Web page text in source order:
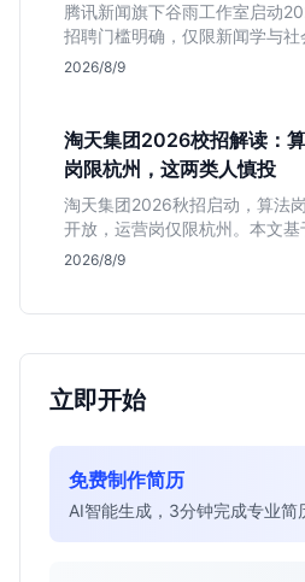
腾讯新闻旗下谷雨工作室启动
招聘门槛明确，仅限新闻学与社
耕非虚构写作的头部团队，该岗
2026/8/9
淘天集团2026校招解读：
岗限杭州，这两类人慎投
淘天集团2026秋招启动，算法
开放，运营岗仅限杭州。本文基
薪资行情及适合人群，帮应届生
2026/8/9
立即开始
免费制作简历
AI智能生成，3分钟完成专业简